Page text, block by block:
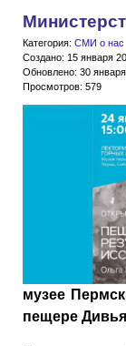
Категория: СМИ о нас
Создано: 15 января
Обновлено: 30
Просмотров: 579
музее
пещере Дивья